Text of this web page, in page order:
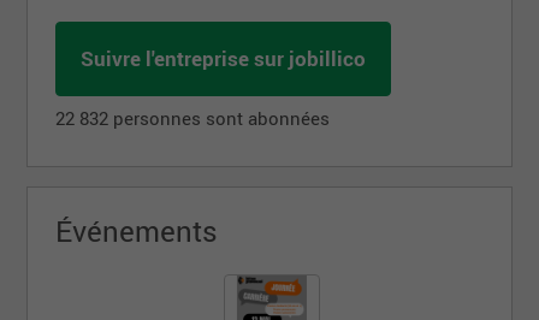
Suivre l'entreprise sur jobillico
22 832 personnes sont abonnées
Événements